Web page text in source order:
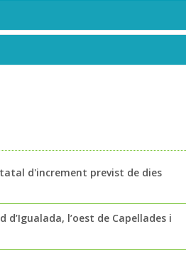
d'increment previst de dies
l’oest de Capellades i